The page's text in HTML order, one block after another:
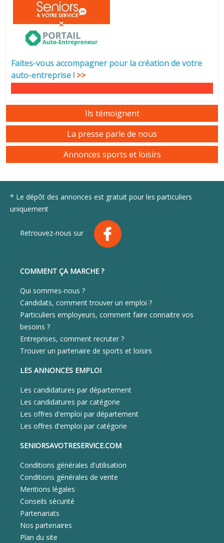
Faites-vous accompagner pour la création de votre
auto-entreprise! >>
Ils témoignent
La presse parle de nous
Annonces sports et loisirs
* Le dépôt des annonces est gratuit pour les particuliers
uniquement
Retrouvez-nous sur
COMMENT ÇA MARCHE ?
Qui sommes-nous ?
Candidats, comment trouver un emploi ?
Particuliers employeurs, comment faire connaitre vos
besoins ?
Entreprises, comment recruter ?
Trouver un partenaire de sports et loisirs
LES ANNONCES EMPLOI
Les candidatures par département
Les candidatures par catégorie
Les offres d'emploi par département
Les offres d'emploi par catégorie
SENIORSAVOTRESERVICE.COM
Conditions générales d'utilisation
Conditions générales de vente
Mentions légales
Conseils sécurité
Partenariats
Nos partenaires
Plan du site